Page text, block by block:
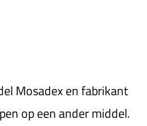
Mosadex en fabrikant
op een ander middel.